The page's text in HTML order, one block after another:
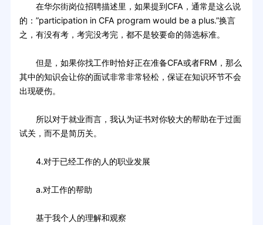
在华尔街岗位招聘描述里，如果提到CFA，通常是这么说
的：”participation in CFA program would be a plus.”换言
之，有没有考，考完没考完，都不是较要命的筛选标准。
但是，如果你找工作时恰好正在准备CFA或者FRM，那么
其中的知识会让你的面试非常非常轻松，保证在知识环节不会
出现硬伤。
所以对于就业而言，我认为证书对你较大的帮助在于过面
试关，而不是简历关。
4.对于已经工作的人的职业发展
a.对工作的帮助
基于我个人的理解和观察